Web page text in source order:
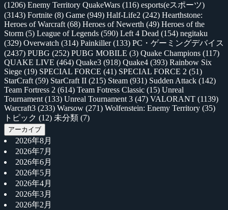
(1206) Enemy Territory QuakeWars (116) esports(eスポーツ)
(3143) Fortnite (8) Game (949) Half-Life2 (242) Hearthstone:
Heroes of Warcraft (68) Heroes of Newerth (49) Heroes of the
Storm (5) League of Legends (590) Left 4 Dead (154) negitaku
(329) Overwatch (314) Painkiller(133) PC・ゲーミングデバイス
(2437) PUBG (252) PUBG MOBILE (3) Quake Champions (117)
QUAKE LIVE (464) Quake3 (918) Quake4 (393) Rainbow Six
Siege (19) SPECIAL FORCE (41) SPECIAL FORCE 2 (51)
StarCraft (59) StarCraft II (215) Steam (931) Sudden Attack (142)
Team Fortress 2 (614) Team Fotress Classic (15) Unreal
Tournament (133) Unreal Tournament 3 (47) VALORANT (1139)
Warcraft3 (233) Warsow (271) Wolfenstein: Enemy Territory (35)
トピック (12) 未分類 (7)
アーカイブ
2026年8月
2026年7月
2026年6月
2026年5月
2026年4月
2026年3月
2026年2月